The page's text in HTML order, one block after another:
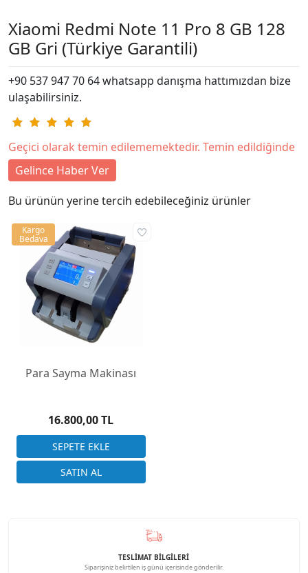
Xiaomi Redmi Note 11 Pro 8 GB 128
GB Gri (Türkiye Garantili)
+90 537 947 70 64 whatsapp danışma hattımızdan bize
ulaşabilirsiniz.
Geçici olarak temin edilememektedir. Temin edildiğinde
Gelince Haber Ver
Bu ürünün yerine tercih edebileceğiniz ürünler
Para Sayma Makinası
16.800,00 TL
Kargo
Bedava
TESLİMAT BİLGİLERİ
Siparişiniz belirtilen iş günü içerisinde gönderilir.